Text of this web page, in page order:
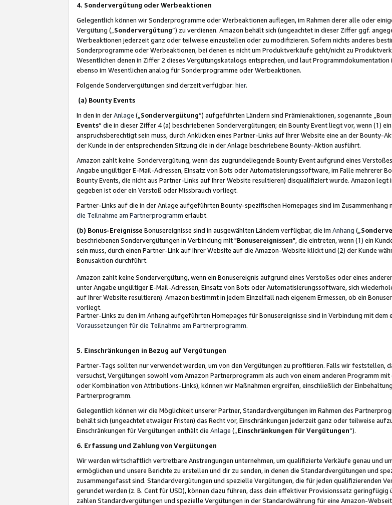
4. Sondervergütung oder Werbeaktionen
Gelegentlich können wir Sonderprogramme oder Werbeaktionen auflegen, im Rahmen derer alle oder
Vergütung („ Sondervergütung”) zu verdienen. Amazon behält sich (ungeachtet in dieser Ziffer ggf.
Werbeaktionen jederzeit ganz oder teilweise einzustellen oder zu modifizieren. Sofern nichts anderes
Sonderprogramme oder Werbeaktionen, bei denen es nicht um Produktverkäufe geht/nicht zu
Wesentlichen denen in Ziffer 2 dieses Vergütungskatalogs entsprechen, und laut
ebenso im Wesentlichen analog für Sonderprogramme oder Werbeaktionen.
Folgende Sondervergütungen sind derzeit verfügbar: hier.
(a) Bounty Events
In den in derAnlage („ Sondervergütung“) aufgeführten Ländern sind Prämienaktionen, sogenannte
Events“ die in dieser Ziffer 4 (a) beschriebenen Sondervergütungen; ein Bounty Event liegt vor, wenn (1)
anspruchsberechtigt sein muss, durch Anklicken eines Partner-Links auf Ihrer Website eine an der
der Kunde in der entsprechenden Sitzung die in der Anlage beschriebene Bounty-Aktion ausführt.
Amazon zahlt keine Sondervergütung, wenn das zugrundeliegende Bounty Event aufgrund eines
Angabe ungültiger E-Mail-Adressen, Einsatz von Bots oder Automatisierungssoftware, im Falle mehrerer
Bounty Events, die nicht aus Partner-Links auf Ihrer Website resultieren) disqualifiziert wurde. Amazon
gegeben ist oder ein Verstoß oder Missbrauch vorliegt.
Partner-Links auf die in der Anlage aufgeführten Bounty-spezifischen Homepages sind im
die Teilnahme am Partnerprogramm erlaubt.
(b) Bonus-Ereignisse Bonusereignisse sind in ausgewählten Ländern verfügbar, die im Anhang („
beschriebenen Sondervergütungen in Verbindung mit "Bonusereignissen", die eintreten, wenn (1) ein
sein muss, durch einen Partner-Link auf Ihrer Website auf die Amazon-Website klickt und (2) der Kunde
Bonusaktion durchführt.
Amazon zahlt keine Sondervergütung, wenn ein Bonusereignis aufgrund eines Verstoßes oder eines
unter Angabe ungültiger E-Mail-Adressen, Einsatz von Bots oder Automatisierungssoftware, sich
auf Ihrer Website resultieren). Amazon bestimmt in jedem Einzelfall nach eigenem Ermessen, ob ein
vorliegt.
Partner-Links zu den im Anhang aufgeführten Homepages für Bonusereignisse sind in Verbindung mit
Voraussetzungen für die Teilnahme am Partnerprogramm.
5. Einschränkungen in Bezug auf Vergütungen
Partner-Tags sollten nur verwendet werden, um von den Vergütungen zu profitieren. Falls wir feststellen,
versuchst, Vergütungen sowohl vom Amazon Partnerprogramm als auch von einem anderen Programm
oder Kombination von Attributions-Links), können wir Maßnahmen ergreifen, einschließlich der
Partnerprogramm.
Gelegentlich können wir die Möglichkeit unserer Partner, Standardvergütungen im Rahmen des
behält sich (ungeachtet etwaiger Fristen) das Recht vor, Einschränkungen jederzeit ganz oder teilweise
Einschränkungen für Vergütungen enthält die Anlage („ Einschränkungen für Vergütungen“).
6. Erfassung und Zahlung von Vergütungen
Wir werden wirtschaftlich vertretbare Anstrengungen unternehmen, um qualifizierte Verkäufe genau und
ermöglichen und unsere Berichte zu erstellen und dir zu senden, in denen die Standardvergütungen und
zusammengefasst sind. Standardvergütungen und spezielle Vergütungen, die für jeden qualifizierenden
gerundet werden (z. B. Cent für USD), können dazu führen, dass dein effektiver Provisionssatz
zahlen Standardvergütungen und spezielle Vergütungen in der Standardwährung für eine Amazon-